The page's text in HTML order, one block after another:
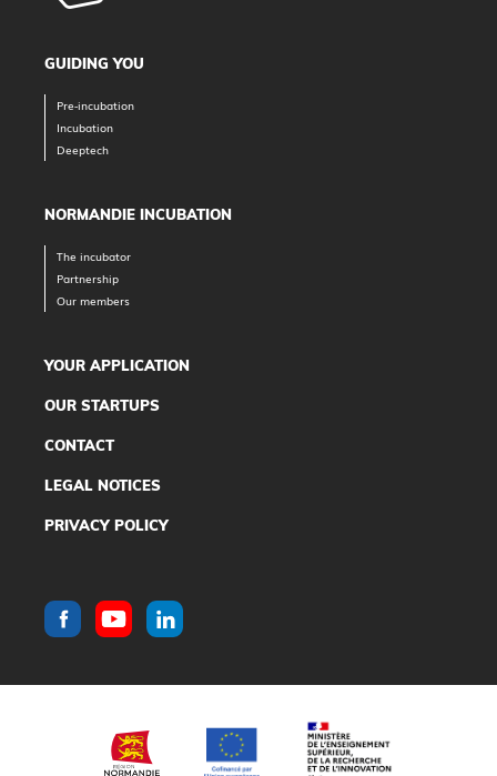
GUIDING YOU
Pre-incubation
Incubation
Deeptech
NORMANDIE INCUBATION
The incubator
Partnership
Our members
YOUR APPLICATION
OUR STARTUPS
CONTACT
LEGAL NOTICES
PRIVACY POLICY